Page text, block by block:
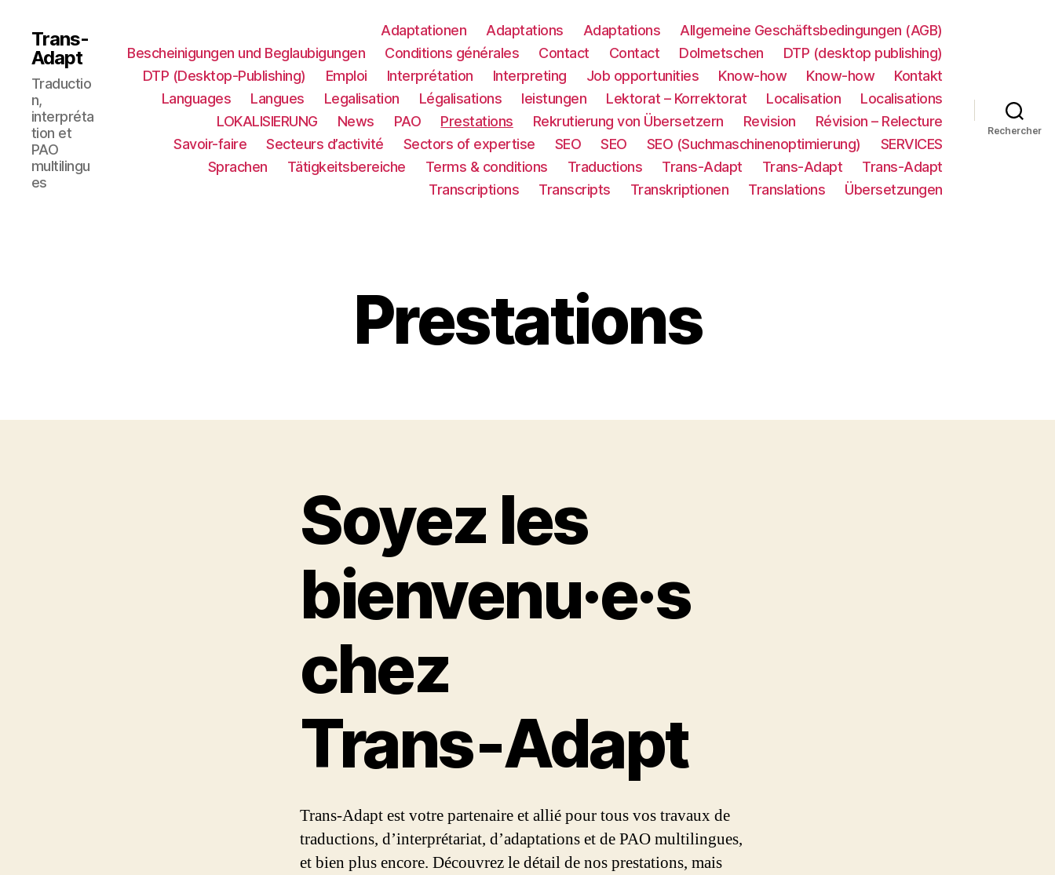
Trans-
Adapt
Traductio
n,
interpréta
tion et
PAO
multilingu
es
Adaptationen Adaptations Adaptations
Allgemeine Geschäftsbedingungen (AGB)
Bescheinigungen und Beglaubigungen
Conditions générales Contact Contact Dolmetschen
DTP (desktop publishing)
DTP (Desktop-Publishing)
Emploi Interprétation Interpreting Job opportunities Know-how Know-how
Kontakt
Languages
Langues Legalisation Légalisations leistungen Lektorat – Korrektorat Localisation
Localisations
LOKALISIERUNG​
News PAO Prestations Rekrutierung von Übersetzern Revision
Révision – Relecture
Savoir-faire
Secteurs d’activité Sectors of expertise SEO SEO SEO (Suchmaschinenoptimierung)
SERVICES
Sprachen
Tätigkeitsbereiche Terms & conditions Traductions Trans-Adapt Trans-Adapt
Trans-Adapt
Transcriptions
Transcripts Transkriptionen Translations Übersetzungen
Rechercher
Prestations
Soyez les
bienvenu·e·s
chez
Trans‑Adapt
Trans-Adapt est votre partenaire et allié pour tous vos travaux de
traductions, d’interprétariat, d’adaptations et de PAO multilingues,
et bien plus encore. Découvrez le détail de nos prestations, mais